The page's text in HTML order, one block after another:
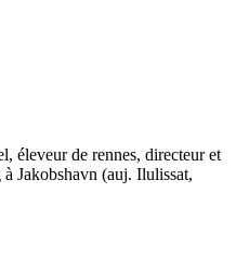
éleveur de rennes, directeur et
à Jakobshavn (auj. Ilulissat,